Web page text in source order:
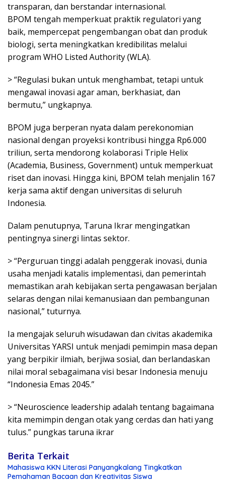
transparan, dan berstandar internasional.
BPOM tengah memperkuat praktik regulatori yang
baik, mempercepat pengembangan obat dan produk
biologi, serta meningkatkan kredibilitas melalui
program WHO Listed Authority (WLA).
> “Regulasi bukan untuk menghambat, tetapi untuk
mengawal inovasi agar aman, berkhasiat, dan
bermutu,” ungkapnya.
BPOM juga berperan nyata dalam perekonomian
nasional dengan proyeksi kontribusi hingga Rp6.000
triliun, serta mendorong kolaborasi Triple Helix
(Academia, Business, Government) untuk memperkuat
riset dan inovasi. Hingga kini, BPOM telah menjalin 167
kerja sama aktif dengan universitas di seluruh
Indonesia.
Dalam penutupnya, Taruna Ikrar mengingatkan
pentingnya sinergi lintas sektor.
> “Perguruan tinggi adalah penggerak inovasi, dunia
usaha menjadi katalis implementasi, dan pemerintah
memastikan arah kebijakan serta pengawasan berjalan
selaras dengan nilai kemanusiaan dan pembangunan
nasional,” tuturnya.
Ia mengajak seluruh wisudawan dan civitas akademika
Universitas YARSI untuk menjadi pemimpin masa depan
yang berpikir ilmiah, berjiwa sosial, dan berlandaskan
nilai moral sebagaimana visi besar Indonesia menuju
“Indonesia Emas 2045.”
> “Neuroscience leadership adalah tentang bagaimana
kita memimpin dengan otak yang cerdas dan hati yang
tulus.” pungkas taruna ikrar
Berita Terkait
Mahasiswa KKN Literasi Panyangkalang Tingkatkan
Pemahaman Bacaan dan Kreativitas Siswa